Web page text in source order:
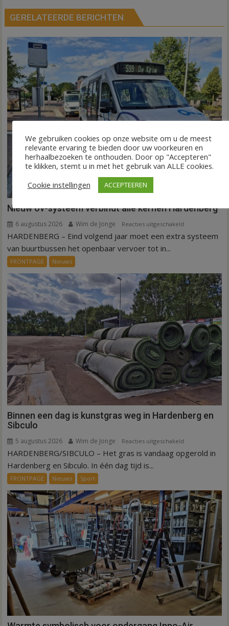
GERELATEERDE BERICHTEN
Nieuw ov-systeem verbindt alle kernen Hardenberg
6 augustus 2026 Wim de Jonge Reacties uitgeschakeld
Nieuw
alle
kernen
Hardenberg
HARDENBERG – Eind volgend jaar moet een extra systeem
van buurtbussen het openbaar vervoer tot in...
FRONTPAGE Nieuws
Binnen een dag is kunstgras weg in Hardenberg en
Sibculo
5 augustus 2026 Wim de Jonge Reacties uitgeschakeld
Binnen
kunstgras
weg
in
Hardenberg
en
Sibculo
HARDENBERG/SIBCULO – Het gras is vandaag opgerold in
Hardenberg en Sibculo. In één dag tijd is...
FRONTPAGE Nieuws Sport
We gebruiken cookies op onze website om u de meest
relevante ervaring te bieden door uw voorkeuren en
herhaalbezoeken te onthouden. Door op "Accepteren"
te klikken, stemt u in met het gebruik van ALLE cookies.
Cookie instellingen
ACCEPTEEREN